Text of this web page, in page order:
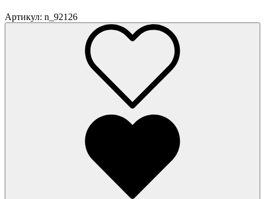
Артикул: n_92126